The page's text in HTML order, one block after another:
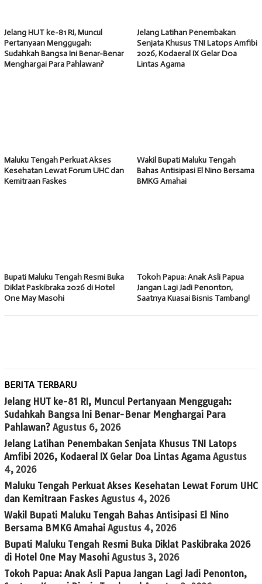
Jelang HUT ke-81 RI, Muncul
Pertanyaan Menggugah:
Sudahkah Bangsa Ini Benar-Benar
Menghargai Para Pahlawan?
Jelang Latihan Penembakan
Senjata Khusus TNI Latops Amfibi
2026, Kodaeral IX Gelar Doa
Lintas Agama
Maluku Tengah Perkuat Akses
Kesehatan Lewat Forum UHC dan
Kemitraan Faskes
Wakil Bupati Maluku Tengah
Bahas Antisipasi El Nino Bersama
BMKG Amahai
Bupati Maluku Tengah Resmi Buka
Diklat Paskibraka 2026 di Hotel
One May Masohi
Tokoh Papua: Anak Asli Papua
Jangan Lagi Jadi Penonton,
Saatnya Kuasai Bisnis Tambang!
BERITA TERBARU
Jelang HUT ke-81 RI, Muncul Pertanyaan Menggugah:
Sudahkah Bangsa Ini Benar-Benar Menghargai Para
Pahlawan? Agustus 6, 2026
Jelang Latihan Penembakan Senjata Khusus TNI Latops
Amfibi 2026, Kodaeral IX Gelar Doa Lintas Agama Agustus
4, 2026
Maluku Tengah Perkuat Akses Kesehatan Lewat Forum UHC
dan Kemitraan Faskes Agustus 4, 2026
Wakil Bupati Maluku Tengah Bahas Antisipasi El Nino
Bersama BMKG Amahai Agustus 4, 2026
Bupati Maluku Tengah Resmi Buka Diklat Paskibraka 2026
di Hotel One May Masohi Agustus 3, 2026
Tokoh Papua: Anak Asli Papua Jangan Lagi Jadi Penonton,